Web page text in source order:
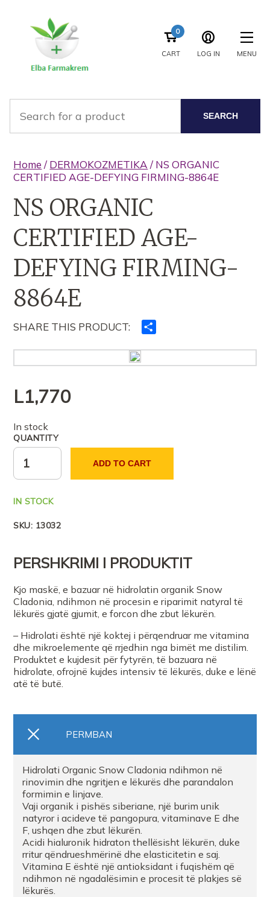
CART
0
LOG IN MENU
SEARCH
Home / DERMOKOZMETIKA / NS ORGANIC
CERTIFIED AGE-DEFYING FIRMING-8864E
NS ORGANIC
CERTIFIED AGE-
DEFYING FIRMING-
8864E
SHARE THIS PRODUCT:
tjerët
L1,770
In stock
QUANTITY
ADD TO CART
IN STOCK
SKU: 13032
PERSHKRIMI I PRODUKTIT
Kjo maskë, e bazuar në hidrolatin organik Snow
Cladonia, ndihmon në procesin e riparimit natyral të
lëkurës gjatë gjumit, e forcon dhe zbut lëkurën.
– Hidrolati është një koktej i përqendruar me vitamina
dhe mikroelemente që rrjedhin nga bimët me distilim.
Produktet e kujdesit për fytyrën, të bazuara në
hidrolate, ofrojnë kujdes intensiv të lëkurës, duke e lënë
atë të butë.
PERMBAN
Hidrolati Organic Snow Cladonia ndihmon në
rinovimin dhe ngritjen e lëkurës dhe parandalon
formimin e linjave.
Vaji organik i pishës siberiane, një burim unik
natyror i acideve të pangopura, vitaminave E dhe
F, ushqen dhe zbut lëkurën.
Acidi hialuronik hidraton thellësisht lëkurën, duke
rritur qëndrueshmërinë dhe elasticitetin e saj.
Vitamina E është një antioksidant i fuqishëm që
ndihmon në ngadalësimin e procesit të plakjes së
lëkurës.